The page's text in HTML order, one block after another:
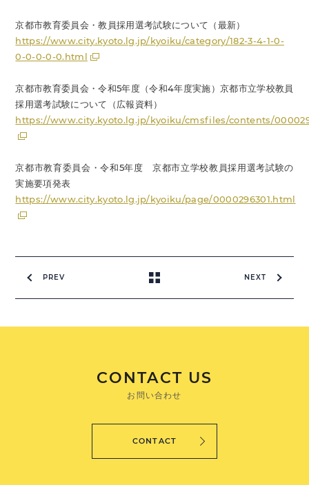
京都市教育委員会・教員採用選考試験について（最新）
https://www.city.kyoto.lg.jp/kyoiku/category/182-3-4-1-0-
0-0-0-0-0.html
京都市教育委員会・令和5年度（令和4年度実施）京都市立学校教員
採用選考試験について（広報資料）
https://www.city.kyoto.lg.jp/kyoiku/cmsfiles/contents/
京都市教育委員会・令和5年度 京都市立学校教員採用選考試験の
実施要項発表
https://www.city.kyoto.lg.jp/kyoiku/page/0000296301.html
PREV NEXT
CONTACT US
お問い合わせ
CONTACT